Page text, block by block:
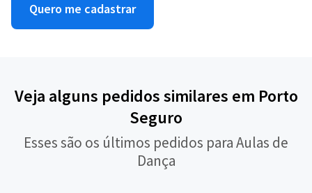
Quero me cadastrar
Veja alguns pedidos similares em Porto
Seguro
Esses são os últimos pedidos para Aulas de
Dança